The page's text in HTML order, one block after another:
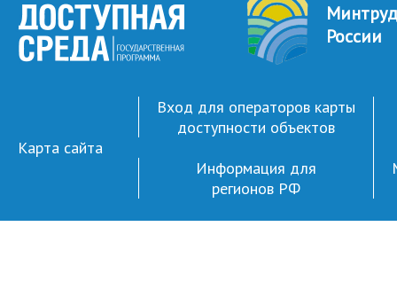
Минтруд
России
Карта сайта
Вход для операторов карты
доступности объектов
Информация для
регионов РФ